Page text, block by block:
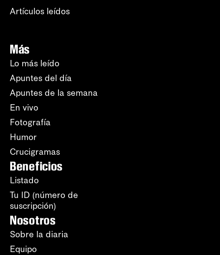
Artículos leídos
Más
Lo más leído
Apuntes del día
Apuntes de la semana
En vivo
Fotografía
Humor
Crucigramas
Beneficios
Listado
Tu ID (número de
suscripción)
Nosotros
Sobre la diaria
Equipo